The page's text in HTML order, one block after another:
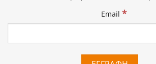
Email *